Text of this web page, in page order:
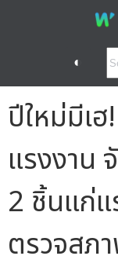
◐
ปีใหม่มีเ
แรงงาน
2 ชิ้นแก่แ
ตรวจสภ